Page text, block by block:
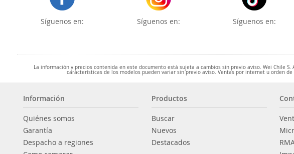
Síguenos en: Síguenos en: Síguenos en:
La información y precios contenida en este documento está sujeta a cambios sin previo aviso. Wei Chile
características de los modelos pueden variar sin previo aviso. Ventas por internet u orden
Información
Quiénes somos
Garantía
Despacho a regiones
Productos
Buscar
Nuevos
Destacados